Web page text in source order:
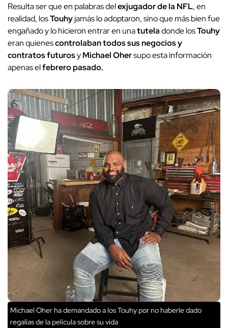
Resulta ser que en palabras delexjugador de la NFL, en
realidad, losTouhyjamás lo adoptaron, sino que más bien fue
engañado y lo hicieron entrar en unatuteladonde losTouhy
eran quienescontrolaban todos sus negocios y
contratos futurosyMichael Ohersupo esta información
apenas elfebrero pasado.
Michael Oher ha demandado a los Touhy por no haberle dado
regalías de la película sobre su vida